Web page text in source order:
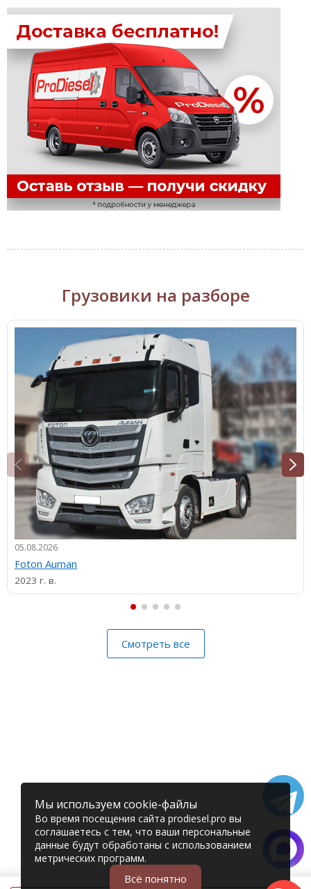
Грузовики на разборе
05.08.2026
Foton Auman
2023 г. в.
Смотреть все
Мы используем cookie-файлы
Во время посещения сайта prodiesel.pro вы
соглашаетесь с тем, что ваши персональные
данные будут обработаны с использованием
метрических программ.
Всё понятно